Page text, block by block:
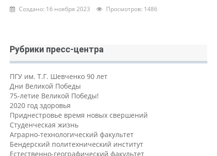
Создано: 16 ноября 2023 Просмотров: 1486
Рубрики пресс-центра
ПГУ им. Т.Г. Шевченко 90 лет
Дни Великой Победы
75-летие Великой Победы!
2020 год здоровья
Приднестровье время новых свершений
Студенческая жизнь
Аграрно-технологический факультет
Бендерский политехнический институт
Естественно-географический факультет